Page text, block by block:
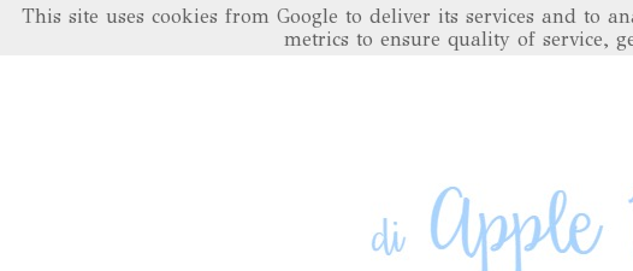
This site uses cookies from Google to deliver its services and to
metrics to ensure quality of service,